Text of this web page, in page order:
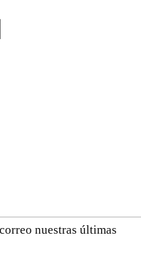
nuestras últimas